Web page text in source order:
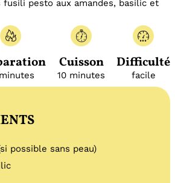
fusili pesto aux amandes, basilic et
Cuisson
10 minutes
Difficulté
facile
possible sans peau)